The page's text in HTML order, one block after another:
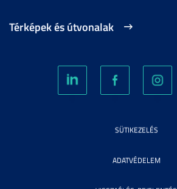
Térképek és útvonalak
SÜTIKEZELÉS
ADATVÉDELEM